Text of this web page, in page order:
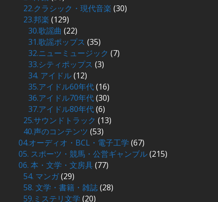
22.クラシック・現代音楽 (30)
23.邦楽 (129)
30.歌謡曲 (22)
31.歌謡ポップス (35)
32.ニューミュージック (7)
33.シティポップス (3)
34. アイドル(12)
35.アイドル60年代(16)
36.アイドル70年代(30)
37.アイドル80年代(6)
25.サウンドトラック (13)
40.声のコンテンツ (53)
04.オーディオ・BCL・電子工学 (67)
05. スポーツ・競馬・公営ギャンブル(215)
06. 本・文学・文房具(77)
54. マンガ(29)
58. 文学・書籍・雑誌(28)
59.ミステリ文学 (20)